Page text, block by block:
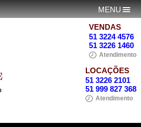
MENU
VENDAS
51 3224 4576
51 3226 1460
Atendimento
LOCAÇÕES
51 3226 2101
51 999 827 368
Atendimento